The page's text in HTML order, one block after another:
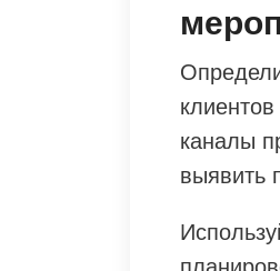
каналы
выявить